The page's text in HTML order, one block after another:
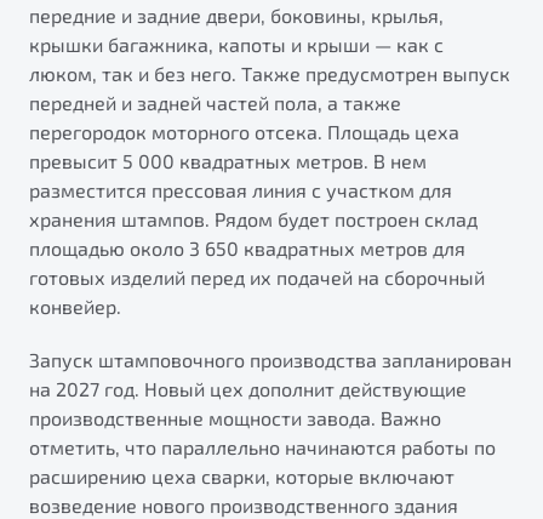
Обзор В наличии
X70
Универсальный кроссовер
от 2 499 990 ₽*
Подробно
Автомобили в наличии
Тест-драйв
Автокредит
Спецпредложения
Будьте еще более уверены на дорогах с программой
"Помощь на дорогах"
Преимущества программы
Запись на сервис
Клиентская поддержка
передние и задние двери, боковины, крылья,
крышки багажника, капоты и крыши — как с
люком, так и без него. Также предусмотрен выпуск
передней и задней частей пола, а также
перегородок моторного отсека. Площадь цеха
превысит 5 000 квадратных метров. В нем
разместится прессовая линия с участком для
хранения штампов. Рядом будет построен склад
площадью около 3 650 квадратных метров для
готовых изделий перед их подачей на сборочный
конвейер.
Запуск штамповочного производства запланирован
на 2027 год. Новый цех дополнит действующие
производственные мощности завода. Важно
отметить, что параллельно начинаются работы по
расширению цеха сварки, которые включают
возведение нового производственного здания